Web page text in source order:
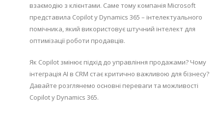
взаємодію з клієнтами. Саме тому компанія Microsoft
представила Copilot у Dynamics 365 – інтелектуального
помічника, який використовує штучний інтелект для
оптимізації роботи продавців.
Як Copilot змінює підхід до управління продажами? Чому
інтеграція AI в CRM стає критично важливою для бізнесу?
Давайте розглянемо основні переваги та можливості
Copilot у Dynamics 365.